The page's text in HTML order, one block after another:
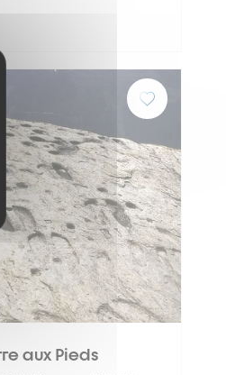
aux Pieds